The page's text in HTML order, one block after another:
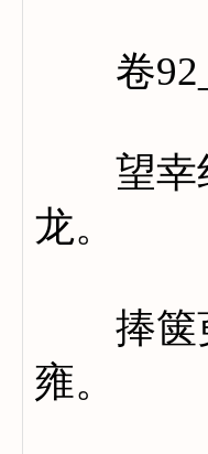
卷
望幸纡
龙。
捧箧萸
雍。